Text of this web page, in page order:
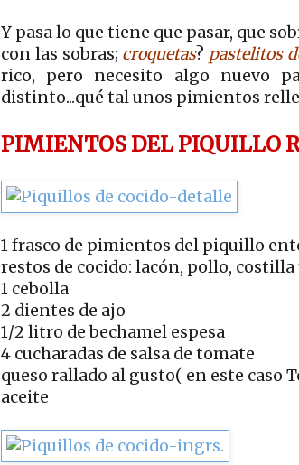
Y pasa lo que tiene que pasar, que
con las sobras; croquetas? pastelitos
rico, pero necesito algo nuevo
distinto...qué tal unos pimientos
PIMIENTOS DEL PIQUILLO
1 frasco de pimientos del piquillo
restos de cocido: lacón, pollo,
1 cebolla
2 dientes de ajo
1/2 litro de bechamel espesa
4 cucharadas de salsa de tomate
queso rallado al gusto( en este caso
aceite